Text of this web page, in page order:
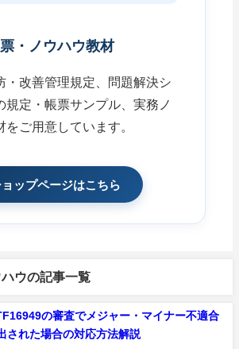
・ノウハウ教材
・改善管理規定、問題解決シ
規定・帳票サンプル、実務ノ
をご用意しています。
ップページはこちら
ウの記事一覧
の審査でメジャー・マイナー不適合
された場合の対応方法解説